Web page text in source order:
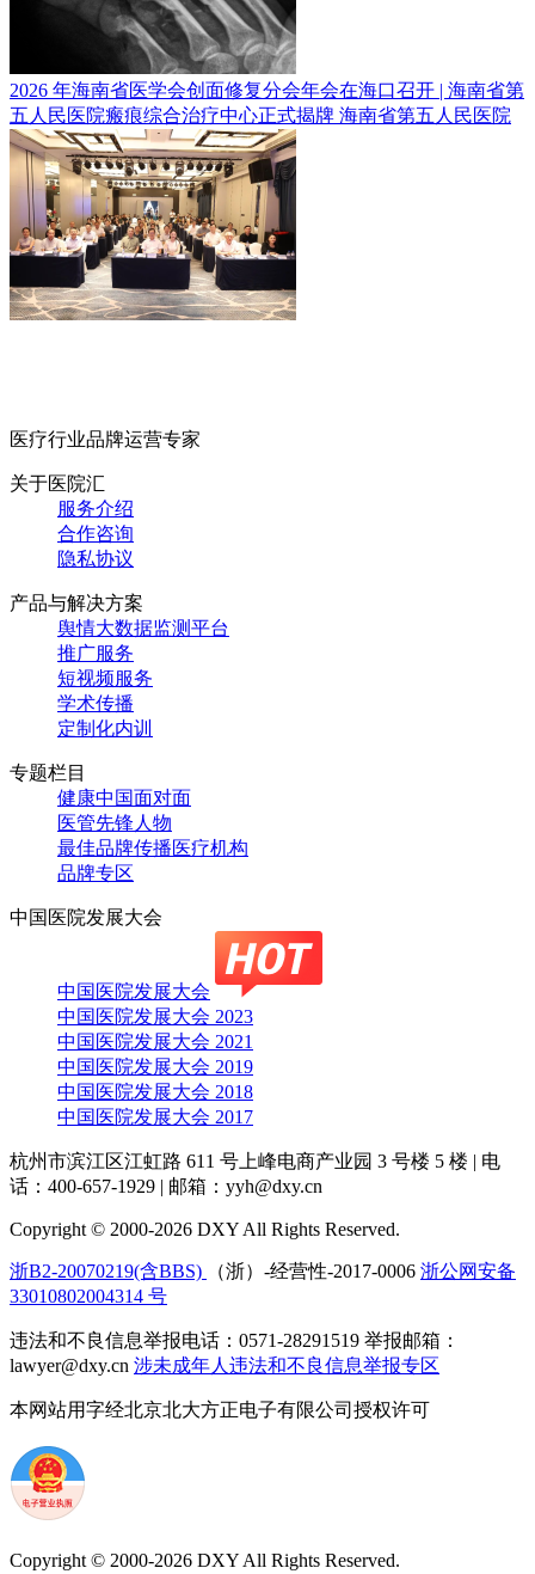
2026 年海南省医学会创面修复分会年会在海口召开 | 海南省第
五人民医院瘢痕综合治疗中心正式揭牌 海南省第五人民医院
医疗行业品牌运营专家
关于医院汇
服务介绍
合作咨询
隐私协议
产品与解决方案
舆情大数据监测平台
推广服务
短视频服务
学术传播
定制化内训
专题栏目
健康中国面对面
医管先锋人物
最佳品牌传播医疗机构
品牌专区
中国医院发展大会
中国医院发展大会
中国医院发展大会 2023
中国医院发展大会 2021
中国医院发展大会 2019
中国医院发展大会 2018
中国医院发展大会 2017
杭州市滨江区江虹路 611 号上峰电商产业园 3 号楼 5 楼 | 电
话：400-657-1929 | 邮箱：yyh@dxy.cn
Copyright © 2000-2026 DXY All Rights Reserved.
浙B2-20070219(含BBS) （浙）-经营性-2017-0006 浙公网安备
33010802004314 号
违法和不良信息举报电话：0571-28291519 举报邮箱：
lawyer@dxy.cn 涉未成年人违法和不良信息举报专区
本网站用字经北京北大方正电子有限公司授权许可
Copyright © 2000-2026 DXY All Rights Reserved.